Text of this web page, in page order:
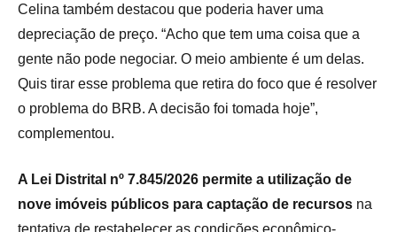
Celina também destacou que poderia haver uma
depreciação de preço. “Acho que tem uma coisa que a
gente não pode negociar. O meio ambiente é um delas.
Quis tirar esse problema que retira do foco que é resolver
o problema do BRB. A decisão foi tomada hoje”,
complementou.
A Lei Distrital nº 7.845/2026 permite a utilização de
nove imóveis públicos para captação de recursos na
tentativa de restabelecer as condições econômico-